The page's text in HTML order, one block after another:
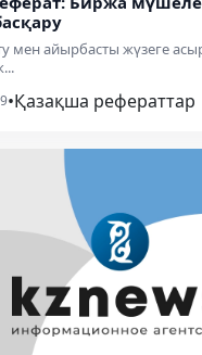
мен айырбасты жүзеге
•Қазақша рефераттар